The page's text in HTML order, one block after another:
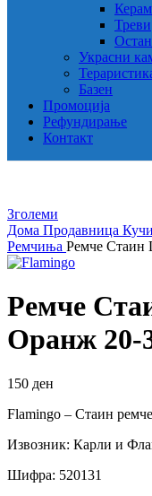
Треви
Украсни
Базен
Промоција
Рефундирање
Контакт
Зголеми
Дома Продавница
Ремчиња Ремче Стаин
Ремче
Оранж 20-
150 ден
Flamingo – Стаин
Извозник: Карли и
Шифра: 520131